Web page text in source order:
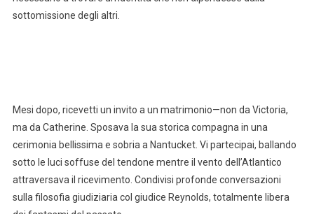
sottomissione degli altri.
Mesi dopo, ricevetti un invito a un matrimonio—non da Victoria,
ma da Catherine. Sposava la sua storica compagna in una
cerimonia bellissima e sobria a Nantucket. Vi partecipai, ballando
sotto le luci soffuse del tendone mentre il vento dell’Atlantico
attraversava il ricevimento. Condivisi profonde conversazioni
sulla filosofia giudiziaria col giudice Reynolds, totalmente libera